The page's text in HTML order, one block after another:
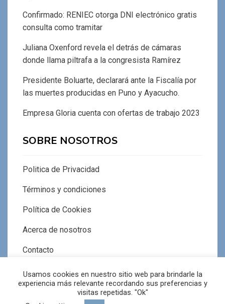
Confirmado: RENIEC otorga DNI electrónico gratis
consulta como tramitar
Juliana Oxenford revela el detrás de cámaras
donde llama piltrafa a la congresista Ramírez
Presidente Boluarte, declarará ante la Fiscalía por
las muertes producidas en Puno y Ayacucho.
Empresa Gloria cuenta con ofertas de trabajo 2023
SOBRE NOSOTROS
Politica de Privacidad
Términos y condiciones
Política de Cookies
Acerca de nosotros
Contacto
Usamos cookies en nuestro sitio web para brindarle la
experiencia más relevante recordando sus preferencias y
visitas repetidas. "Ok"